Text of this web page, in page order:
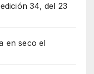
34, del 23
en seco el